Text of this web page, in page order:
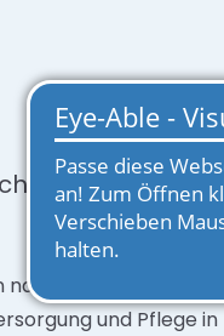
flexibel an
Eigenständigkeit
und Pflege in